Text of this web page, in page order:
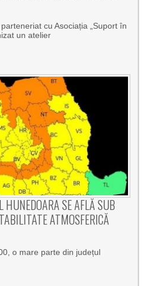
cu Asociația „Suport în
un atelier
SE AFLĂ SUB
ATMOSFERICĂ
o mare parte din județul